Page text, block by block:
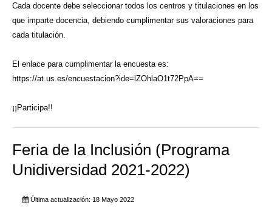
Cada docente debe seleccionar todos los centros y titulaciones en los
que imparte docencia, debiendo cumplimentar sus valoraciones para
cada titulación.
El enlace para cumplimentar la encuesta es:
https://at.us.es/encuestacion?ide=lZOhlaO1t72PpA==
¡¡Participa!!
Feria de la Inclusión (Programa
Unidiversidad 2021-2022)
Última actualización: 18 Mayo 2022